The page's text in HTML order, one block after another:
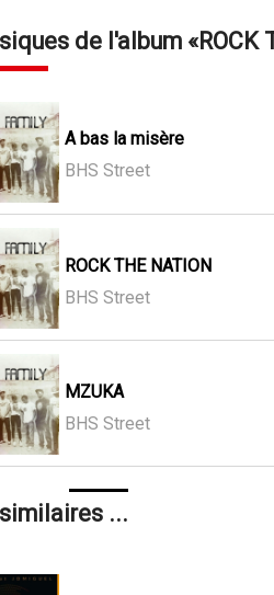
de l'album ROCK
A bas la misère
BHS Street
ROCK THE NATION
BHS Street
MZUKA
BHS Street
...